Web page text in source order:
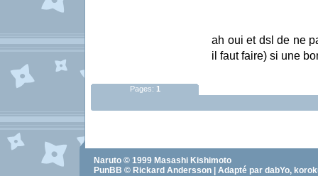
ah oui et dsl de ne
il faut faire) si une
Pages: 1
Naruto © 1999 Masashi Kishimoto
PunBB © Rickard Andersson | Adapté par dabYo,